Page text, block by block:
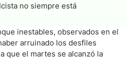
no siempre está
inestables, observados en el
arruinado los desfiles
que el martes se alcanzó la